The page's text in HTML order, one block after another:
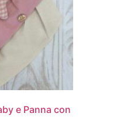
e Panna con